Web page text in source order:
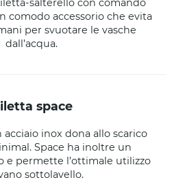
salterello con comando
comodo accessorio che evita
per svuotare le vasche
dall’acqua.
piletta space
acciaio inox dona allo scarico
Space ha inoltre un
e permette l’ottimale utilizzo
sottolavello.